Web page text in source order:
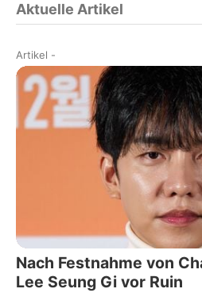
Aktuelle Artikel
Artikel -
Nach Festnahme von
Lee Seung Gi vor Ruin